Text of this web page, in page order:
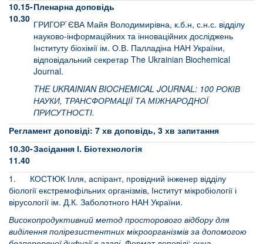
10.15-
10.30
Пленарна доповідь
ГРИГОР`ЄВА Майя Володимирівна, к.б.н, с.н.с. відділу
науково-інформаційних та інноваційних досліджень
Інституту біохімії ім. О.В. Палладіна НАН України,
відповідальний секретар The Ukrainian Biochemical
Journal.
THE UKRAINIAN BIOCHEMICAL JOURNAL: 100 РОКІВ
НАУКИ, ТРАНСФОРМАЦІЇ ТА МІЖНАРОДНОЇ
ПРИСУТНОСТІ.
Регламент доповіді: 7 хв доповідь, 3 хв запитання
10.30-
11.40
Засідання І. Біотехнологія
1. КОСТЮК Ілля, аспірант, провідний інженер відділу
біології екстремофільних організмів, Інститут мікробіології і
вірусології ім. Д.К. Заболотного НАН України.
Високопродуктивний метод просторового відбору для
виділення полірезистентних мікроорганізмів за допомогою